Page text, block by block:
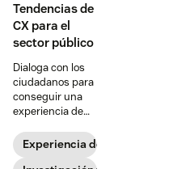
Tendencias de
CX para el
sector público
Dialoga con los
ciudadanos para
conseguir una
experiencia de
públicos fluida
en todos los
Experiencia de cliente